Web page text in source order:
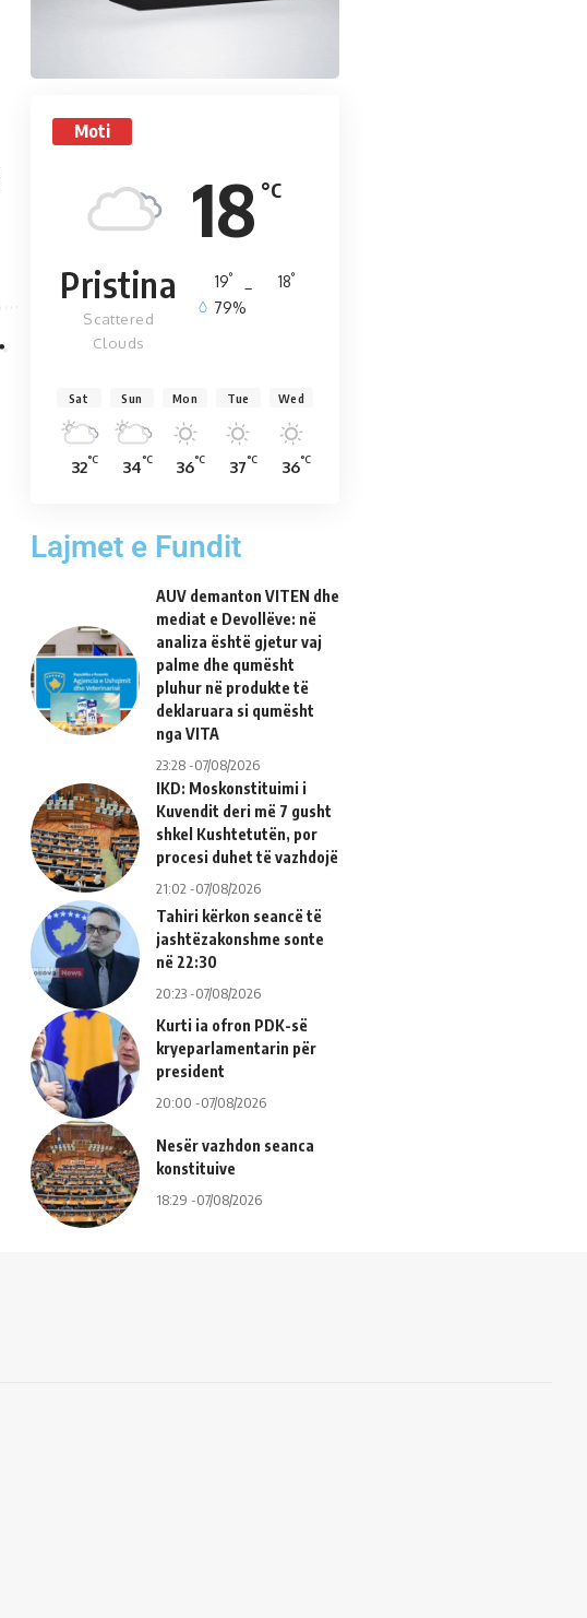
Moti
18 °C
Pristina
Scattered
Clouds
19° 18°
79%
Sat
32°C
Sun
34°C
Mon
36°C
Tue
37°C
Wed
36°C
Lajmet e Fundit
AUV demanton VITEN dhe
mediat e Devollëve: në
analiza është gjetur vaj
palme dhe qumësht
pluhur në produkte të
deklaruara si qumësht
nga VITA
23:28 -07/08/2026
IKD: Moskonstituimi i
Kuvendit deri më 7 gusht
shkel Kushtetutën, por
procesi duhet të vazhdojë
21:02 -07/08/2026
Tahiri kërkon seancë të
jashtëzakonshme sonte
në 22:30
20:23 -07/08/2026
Kurti ia ofron PDK-së
kryeparlamentarin për
president
20:00 -07/08/2026
Nesër vazhdon seanca
konstituive
18:29 -07/08/2026